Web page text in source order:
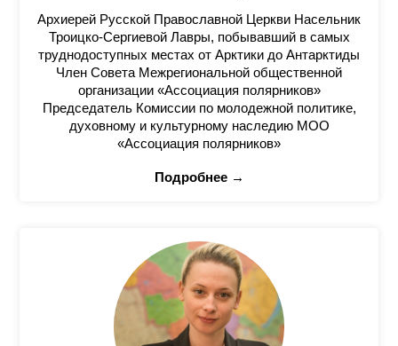
Архиерей Русской Православной Церкви Насельник
Троицко-Сергиевой Лавры, побывавший в самых
труднодоступных местах от Арктики до Антарктиды
Член Совета Межрегиональной общественной
организации «Ассоциация полярников»
Председатель Комиссии по молодежной политике,
духовному и культурному наследию МОО
«Ассоциация полярников»
Подробнее →